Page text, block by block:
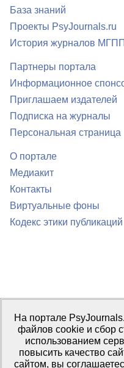
База знаний
Проекты PsyJournals.ru
История журналов
Партнеры портала
Информационное
Приглашаем издателей
Подписка на журналы
Персональная страница
О портале
Медиакит
Контакты
Виртуальные фоны
Кодекс этики публикаций
Портал психологических
Правила использования
Свидетельство регистрации
2016 г.
Издатель: ФГБОУ ВО МГППУ
На портале
файлов cookie и сбор
использованием
повысить качество
сайтом, вы